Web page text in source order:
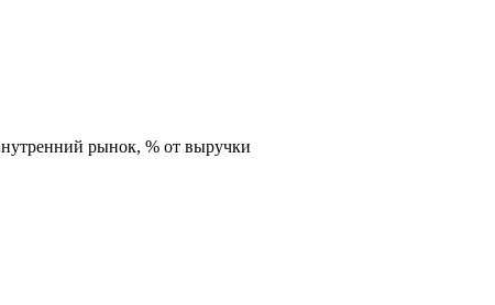
рынок, % от выручки